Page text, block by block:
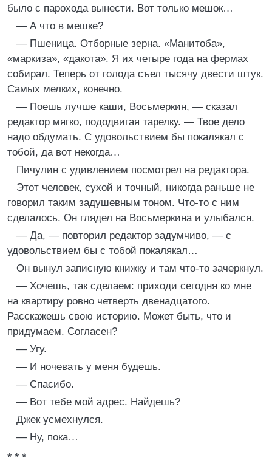
было с парохода вынести. Вот только мешок…
— А что в мешке?
— Пшеница. Отборные зерна. «Манитоба»,
«маркиза», «дакота». Я их четыре года на фермах
собирал. Теперь от голода съел тысячу двести штук.
Самых мелких, конечно.
— Поешь лучше каши, Восьмеркин, — сказал
редактор мягко, пододвигая тарелку. — Твое дело
надо обдумать. С удовольствием бы покалякал с
тобой, да вот некогда…
Пичулин с удивлением посмотрел на редактора.
Этот человек, сухой и точный, никогда раньше не
говорил таким задушевным тоном. Что-то с ним
сделалось. Он глядел на Восьмеркина и улыбался.
— Да, — повторил редактор задумчиво, — с
удовольствием бы с тобой покалякал…
Он вынул записную книжку и там что-то зачеркнул.
— Хочешь, так сделаем: приходи сегодня ко мне
на квартиру ровно четверть двенадцатого.
Расскажешь свою историю. Может быть, что и
придумаем. Согласен?
— Угу.
— И ночевать у меня будешь.
— Спасибо.
— Вот тебе мой адрес. Найдешь?
Джек усмехнулся.
— Ну, пока…
* * *